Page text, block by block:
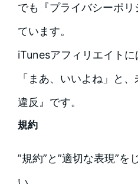
でも『プライバシーポ
ています。
iTunesアフィリエイト
「まあ、いいよね」と
違反』です。
規約
”規約”と”適切な表現”を